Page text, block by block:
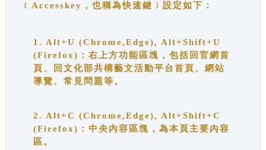
﹝Accesskey，也稱為快速鍵﹞設定如下：
1. Alt+U (Chrome,Edge), Alt+Shift+U
(Firefox)：右上方功能區塊，包括回官網首
頁、回文化部共構藝文活動平台首頁、網站
導覽、常見問題等。
2. Alt+C (Chrome,Edge), Alt+Shift+C
(Firefox)：中央內容區塊，為本頁主要內容
區。